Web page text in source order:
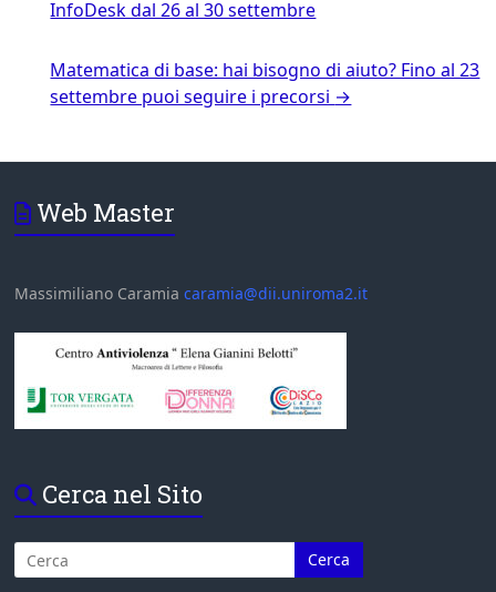
InfoDesk dal 26 al 30 settembre
Matematica di base: hai bisogno di aiuto? Fino al 23
settembre puoi seguire i precorsi →
Web Master
Massimiliano Caramiacaramia@dii.uniroma2.it
Cerca nel Sito